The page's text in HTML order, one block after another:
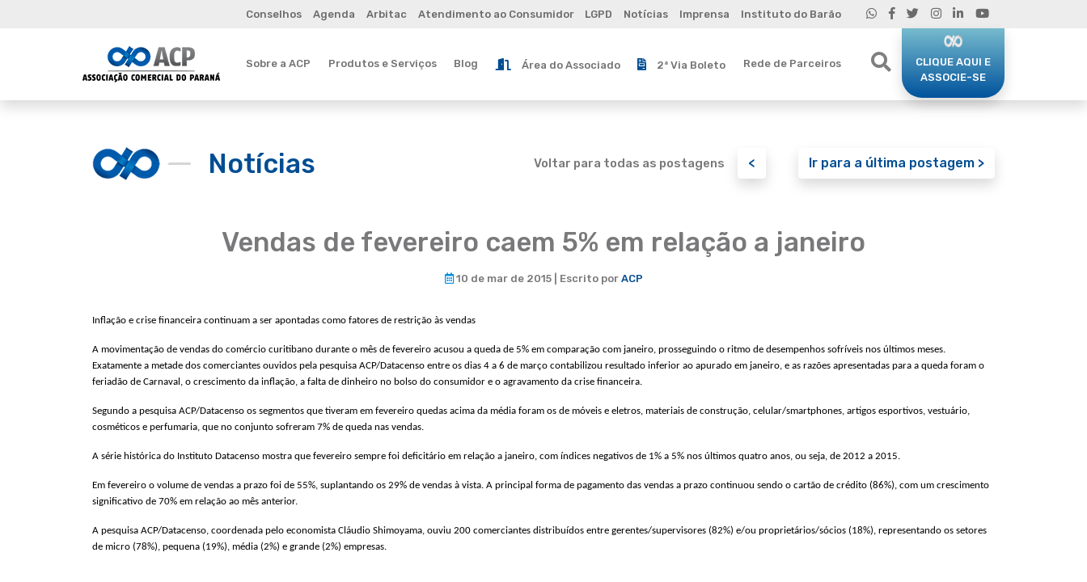
Conselhos Agenda Arbitac Atendimento ao Consumidor LGPD Notícias Imprensa Instituto do Barão
Sobre a ACP Produtos e Serviços Blog Área do Associado 2ª Via Boleto Rede de Parceiros
CLIQUE AQUI E
ASSOCIE-SE
Notícias Voltar para todas as postagens < Ir para a última postagem >
Vendas de fevereiro caem 5% em relação a janeiro
10 de mar de 2015 | Escrito por ACP
Inflação e crise financeira continuam a ser apontadas como fatores de restrição às vendas
A movimentação de vendas do comércio curitibano durante o mês de fevereiro acusou a queda de 5% em comparação com janeiro, prosseguindo o ritmo de desempenhos sofríveis nos últimos meses.
Exatamente a metade dos comerciantes ouvidos pela pesquisa ACP/Datacenso entre os dias 4 a 6 de março contabilizou resultado inferior ao apurado em janeiro, e as razões apresentadas para a queda foram o
feriadão de Carnaval, o crescimento da inflação, a falta de dinheiro no bolso do consumidor e o agravamento da crise financeira.
Segundo a pesquisa ACP/Datacenso os segmentos que tiveram em fevereiro quedas acima da média foram os de móveis e eletros, materiais de construção, celular/smartphones, artigos esportivos, vestuário,
cosméticos e perfumaria, que no conjunto sofreram 7% de queda nas vendas.
A série histórica do Instituto Datacenso mostra que fevereiro sempre foi deficitário em relação a janeiro, com índices negativos de 1% a 5% nos últimos quatro anos, ou seja, de 2012 a 2015.
Em fevereiro o volume de vendas a prazo foi de 55%, suplantando os 29% de vendas à vista. A principal forma de pagamento das vendas a prazo continuou sendo o cartão de crédito (86%), com um crescimento
significativo de 70% em relação ao mês anterior.
A pesquisa ACP/Datacenso, coordenada pelo economista Cláudio Shimoyama, ouviu 200 comerciantes distribuídos entre gerentes/supervisores (82%) e/ou proprietários/sócios (18%), representando os setores
de micro (78%), pequena (19%), média (2%) e grande (2%) empresas.